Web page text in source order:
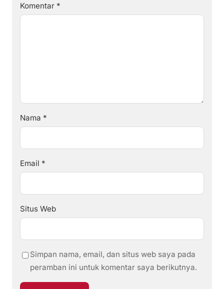
Komentar *
Nama *
Email *
Situs Web
Simpan nama, email, dan situs web saya pada
peramban ini untuk komentar saya berikutnya.